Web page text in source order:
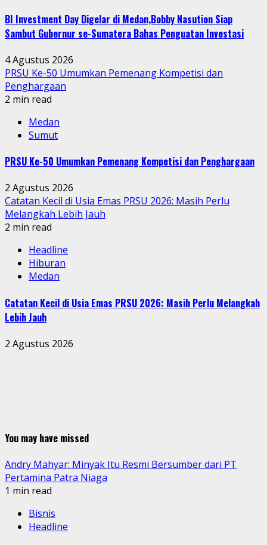
BI Investment Day Digelar di Medan,Bobby Nasution Siap
Sambut Gubernur se-Sumatera Bahas Penguatan Investasi
4 Agustus 2026
PRSU Ke-50 Umumkan Pemenang Kompetisi dan
Penghargaan
2 min read
Medan
Sumut
PRSU Ke-50 Umumkan Pemenang Kompetisi dan Penghargaan
2 Agustus 2026
Catatan Kecil di Usia Emas PRSU 2026: Masih Perlu
Melangkah Lebih Jauh
2 min read
Headline
Hiburan
Medan
Catatan Kecil di Usia Emas PRSU 2026: Masih Perlu Melangkah
Lebih Jauh
2 Agustus 2026
You may have missed
Andry Mahyar: Minyak Itu Resmi Bersumber dari PT
Pertamina Patra Niaga
1 min read
Bisnis
Headline